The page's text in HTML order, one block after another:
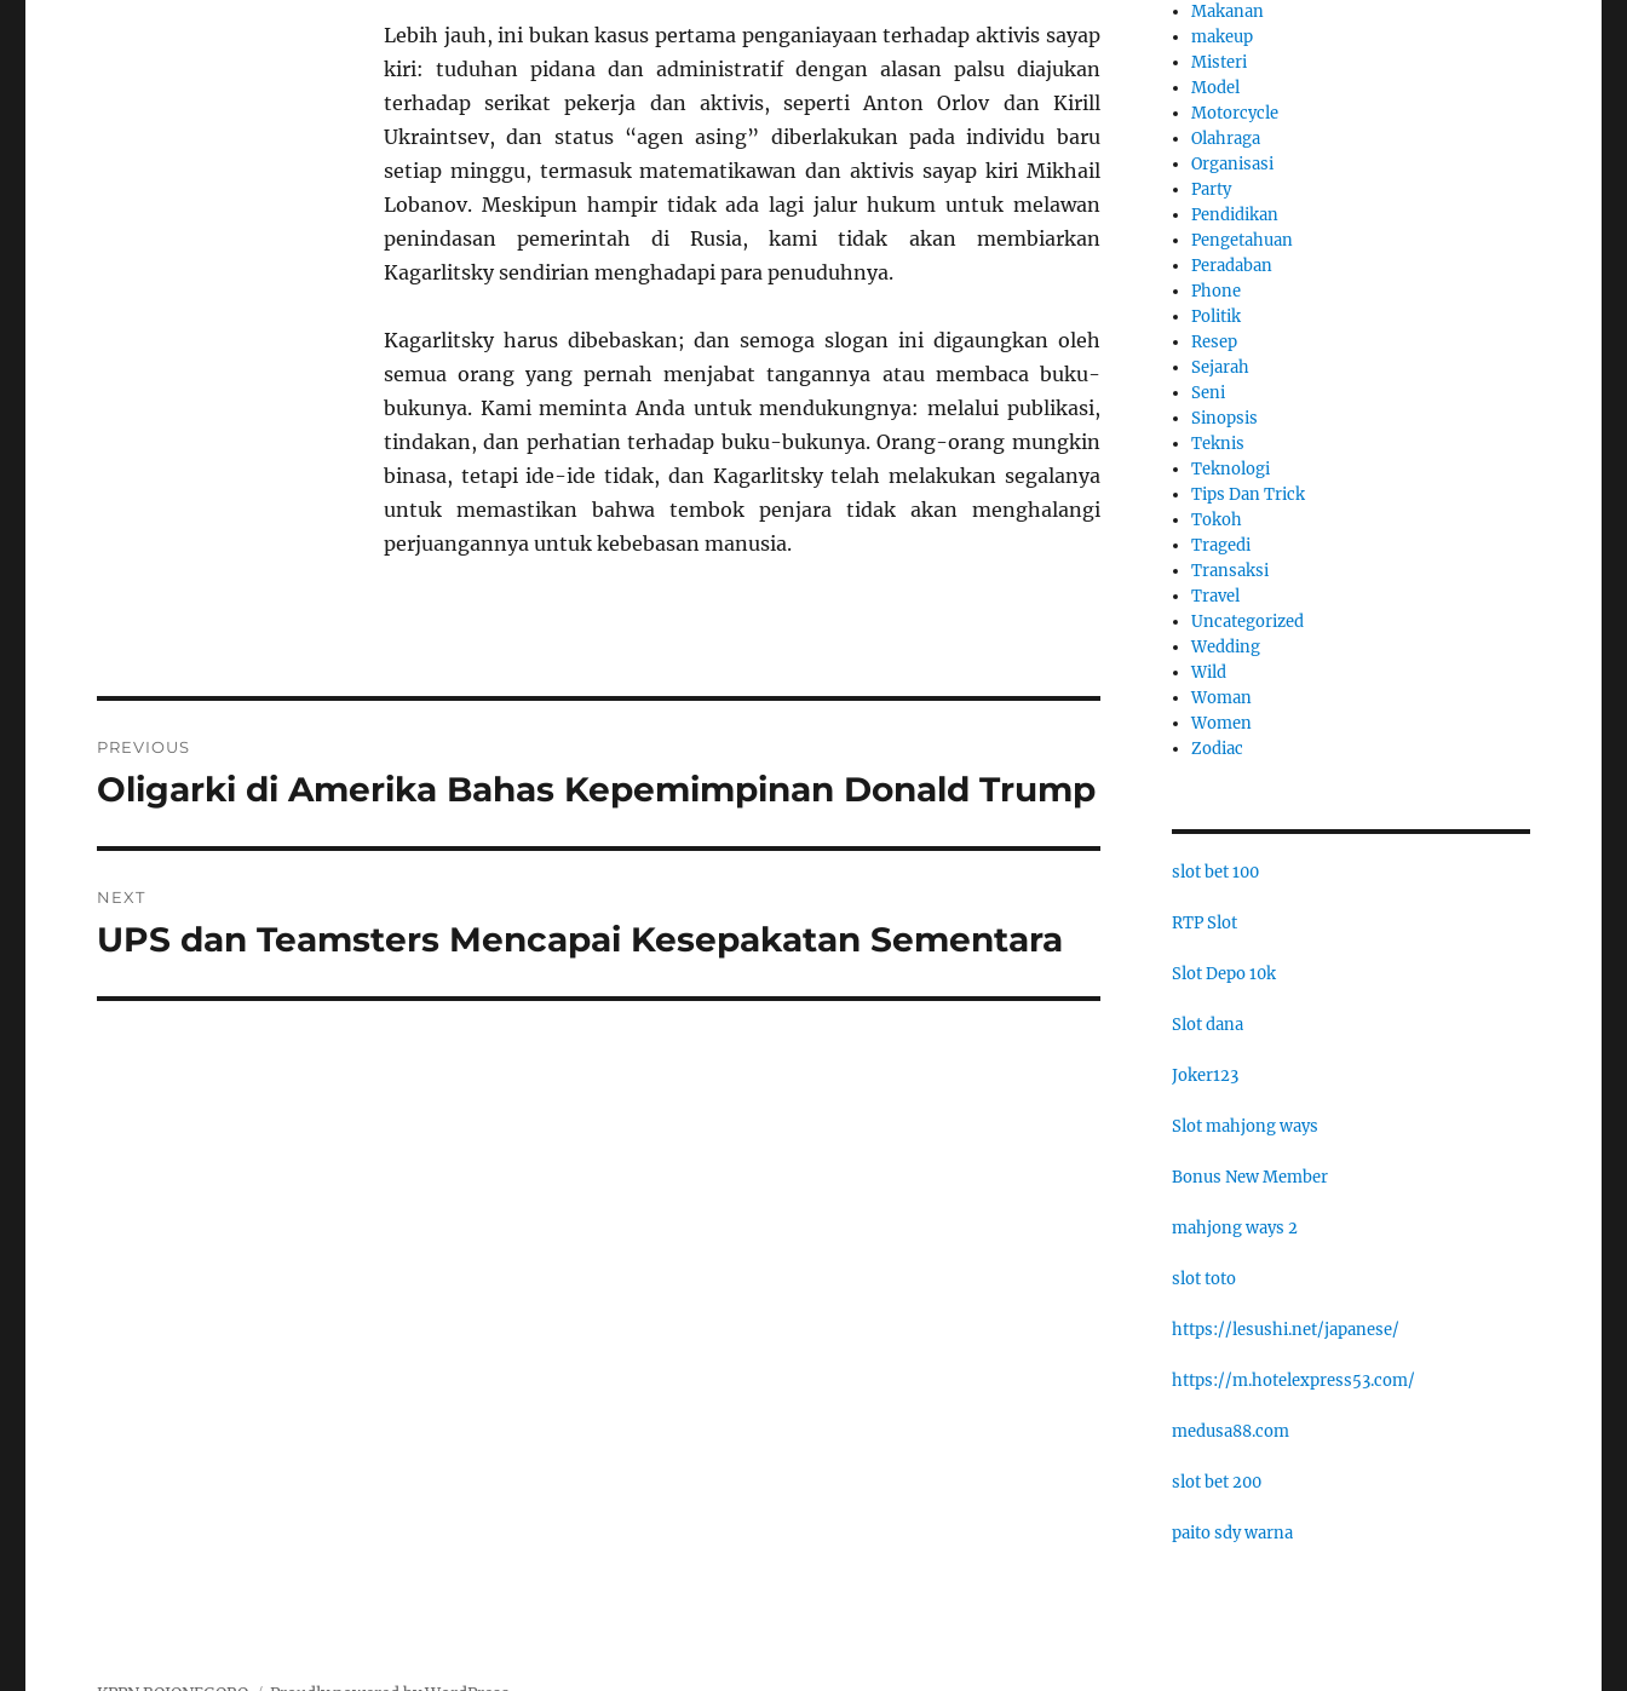
Lebih jauh, ini bukan kasus pertama penganiayaan terhadap aktivis sayap
kiri: tuduhan pidana dan administratif dengan alasan palsu diajukan
terhadap serikat pekerja dan aktivis, seperti Anton Orlov dan Kirill
Ukraintsev, dan status “agen asing” diberlakukan pada individu baru
setiap minggu, termasuk matematikawan dan aktivis sayap kiri Mikhail
Lobanov. Meskipun hampir tidak ada lagi jalur hukum untuk melawan
penindasan pemerintah di Rusia, kami tidak akan membiarkan
Kagarlitsky sendirian menghadapi para penuduhnya.
Kagarlitsky harus dibebaskan; dan semoga slogan ini digaungkan oleh
semua orang yang pernah menjabat tangannya atau membaca buku-
bukunya. Kami meminta Anda untuk mendukungnya: melalui publikasi,
tindakan, dan perhatian terhadap buku-bukunya. Orang-orang mungkin
binasa, tetapi ide-ide tidak, dan Kagarlitsky telah melakukan segalanya
untuk memastikan bahwa tembok penjara tidak akan menghalangi
perjuangannya untuk kebebasan manusia.
pos
PREVIOUS
Previous
Oligarki di Amerika Bahas Kepemimpinan Donald Trump
NEXT
Next
UPS dan Teamsters Mencapai Kesepakatan Sementara
Makanan
makeup
Misteri
Model
Motorcycle
Olahraga
Organisasi
Party
Pendidikan
Pengetahuan
Peradaban
Phone
Politik
Resep
Sejarah
Seni
Sinopsis
Teknis
Teknologi
Tips Dan Trick
Tokoh
Tragedi
Transaksi
Travel
Uncategorized
Wedding
Wild
Woman
Women
Zodiac
slot bet 100
RTP Slot
Slot Depo 10k
Slot dana
Joker123
Slot mahjong ways
Bonus New Member
mahjong ways 2
slot toto
https://lesushi.net/japanese/
https://m.hotelexpress53.com/
medusa88.com
slot bet 200
paito sdy warna